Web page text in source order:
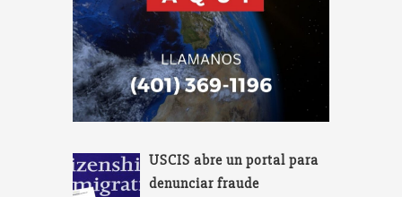
USCIS abre un portal para
denunciar fraude